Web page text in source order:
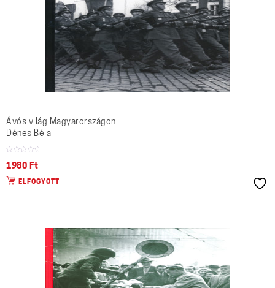
Ávós világ Magyarországon
Dénes Béla
1980 Ft
ELFOGYOTT